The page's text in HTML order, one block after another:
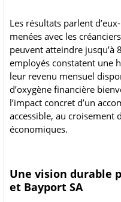
Les résultats parlent
menées avec les
peuvent atteindre jusqu’à
employés constatent une
leur revenu mensuel
d’oxygène financière
l’impact concret d’un
accessible, au croisement
économiques.
Une vision durable
et Bayport SA